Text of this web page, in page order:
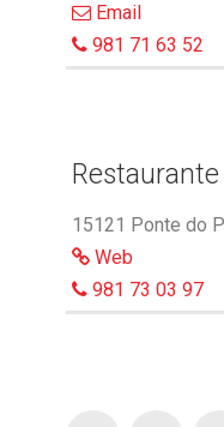
Email
981 71 63 52
15121 Ponte do
Web
981 73 03 97